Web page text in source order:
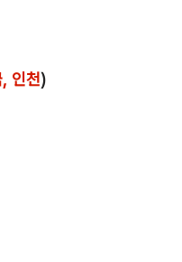
인천)